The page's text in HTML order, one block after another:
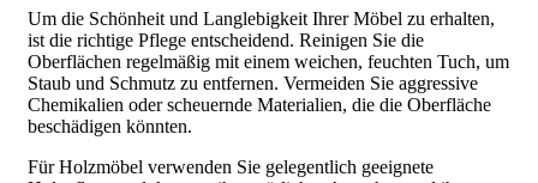
Um die Schönheit und Langlebigkeit Ihrer Möbel zu erhalten,
ist die richtige Pflege entscheidend. Reinigen Sie die
Oberflächen regelmäßig mit einem weichen, feuchten Tuch, um
Staub und Schmutz zu entfernen. Vermeiden Sie aggressive
Chemikalien oder scheuernde Materialien, die die Oberfläche
beschädigen könnten.
Für Holzmöbel verwenden Sie gelegentlich geeignete